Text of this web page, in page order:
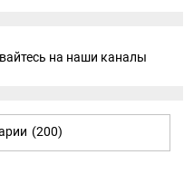
на наши каналы
(200)